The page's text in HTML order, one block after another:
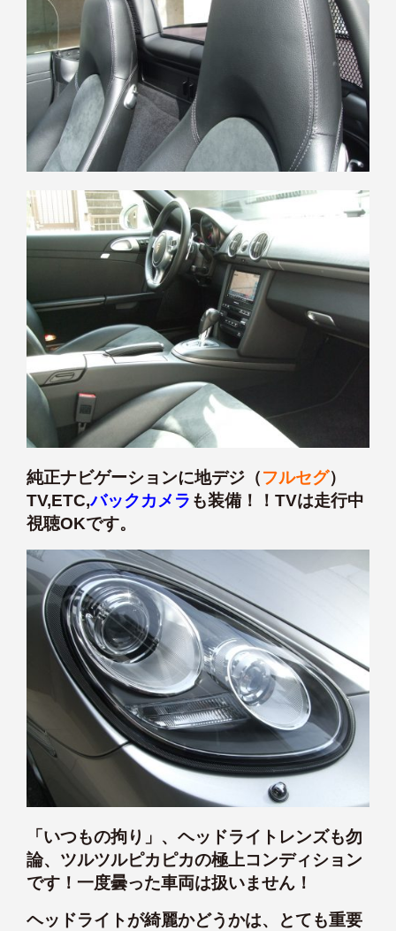
純正ナビゲーションに地デジ（フルセグ）
TV,ETC,バックカメラ も装備！！TVは走行中
視聴OKです。
「いつもの拘り」、ヘッドライトレンズも勿
論、ツルツルピカピカの極上コンディション
です！一度曇った車両は扱いません！
ヘッドライトが綺麗かどうかは、とても重要